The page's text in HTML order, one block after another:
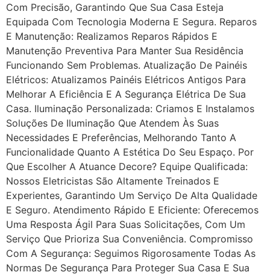
Com Precisão, Garantindo Que Sua Casa Esteja
Equipada Com Tecnologia Moderna E Segura. Reparos
E Manutenção: Realizamos Reparos Rápidos E
Manutenção Preventiva Para Manter Sua Residência
Funcionando Sem Problemas. Atualização De Painéis
Elétricos: Atualizamos Painéis Elétricos Antigos Para
Melhorar A Eficiência E A Segurança Elétrica De Sua
Casa. Iluminação Personalizada: Criamos E Instalamos
Soluções De Iluminação Que Atendem Às Suas
Necessidades E Preferências, Melhorando Tanto A
Funcionalidade Quanto A Estética Do Seu Espaço. Por
Que Escolher A Atuance Decore? Equipe Qualificada:
Nossos Eletricistas São Altamente Treinados E
Experientes, Garantindo Um Serviço De Alta Qualidade
E Seguro. Atendimento Rápido E Eficiente: Oferecemos
Uma Resposta Ágil Para Suas Solicitações, Com Um
Serviço Que Prioriza Sua Conveniência. Compromisso
Com A Segurança: Seguimos Rigorosamente Todas As
Normas De Segurança Para Proteger Sua Casa E Sua